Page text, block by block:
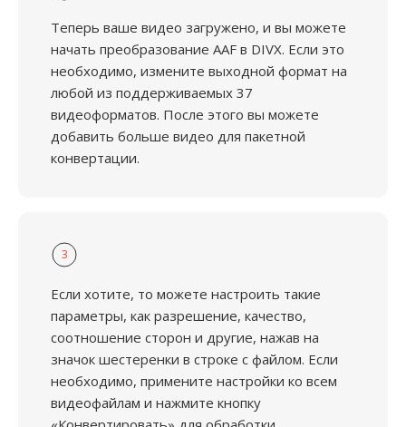
Теперь ваше видео загружено, и вы можете
начать преобразование AAF в DIVX. Если это
необходимо, измените выходной формат на
любой из поддерживаемых 37
видеоформатов. После этого вы можете
добавить больше видео для пакетной
конвертации.
3
Если хотите, то можете настроить такие
параметры, как разрешение, качество,
соотношение сторон и другие, нажав на
значок шестеренки в строке с файлом. Если
необходимо, примените настройки ко всем
видеофайлам и нажмите кнопку